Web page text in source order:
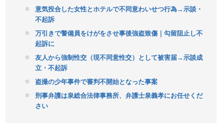
意気投合した女性とホテルで不同意わいせつ行為→示談・
不起訴
万引きで警備員をけがをさせ事後強盗致傷｜勾留阻止し不
起訴に
友人から強制性交（現不同意性交）として被害届→示談成
立・不起訴
盗撮の少年事件で審判不開始となった事案
刑事弁護は泉総合法律事務所、弁護士泉義孝にお任せくだ
さい